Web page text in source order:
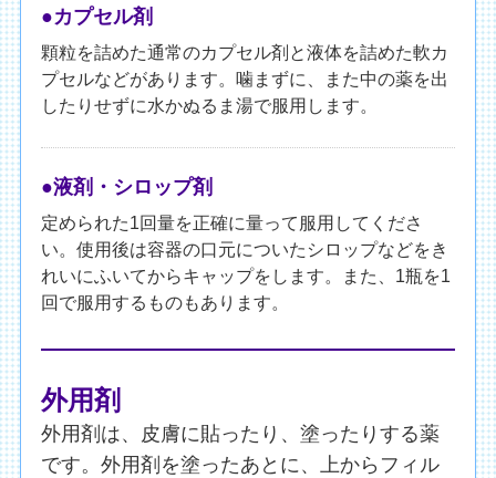
●カプセル剤
顆粒を詰めた通常のカプセル剤と液体を詰めた軟カ
プセルなどがあります。噛まずに、また中の薬を出
したりせずに水かぬるま湯で服用します。
●液剤・シロップ剤
定められた1回量を正確に量って服用してくださ
い。使用後は容器の口元についたシロップなどをき
れいにふいてからキャップをします。また、1瓶を1
回で服用するものもあります。
外用剤
外用剤は、皮膚に貼ったり、塗ったりする薬
です。外用剤を塗ったあとに、上からフィル